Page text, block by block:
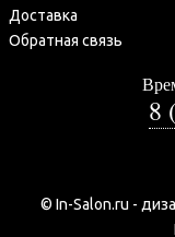
Доставка
Обратная связь
8
© In-Salon.ru -